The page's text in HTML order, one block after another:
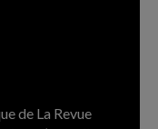
de La Revue